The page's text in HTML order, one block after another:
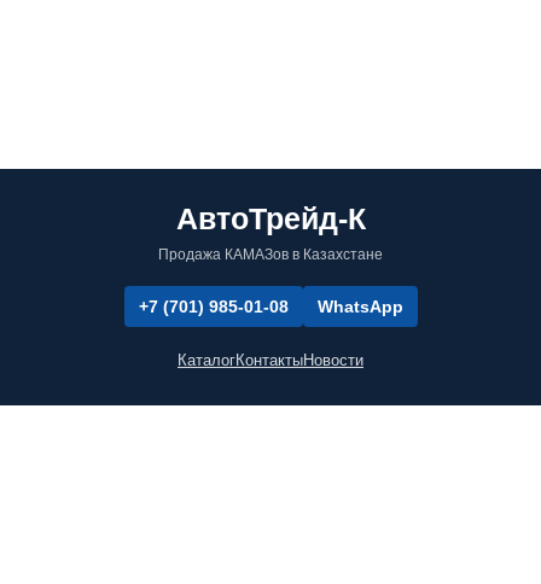
АвтоТрейд-К
Продажа КАМАЗов в Казахстане
+7 (701) 985-01-08 WhatsApp
КаталогКонтактыНовости